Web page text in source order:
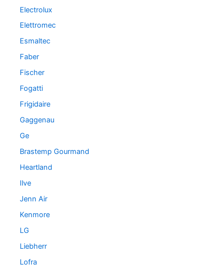
Electrolux
Elettromec
Esmaltec
Faber
Fischer
Fogatti
Frigidaire
Gaggenau
Ge
Brastemp Gourmand
Heartland
Ilve
Jenn Air
Kenmore
LG
Liebherr
Lofra